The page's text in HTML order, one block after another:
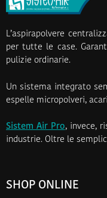
L’aspirapolvere
per tutte le case.
pulizie ordinarie.
Un sistema integrato
espelle micropolveri,
Sistem Air Pro, invece,
industrie. Oltre le
SHOP ONLINE